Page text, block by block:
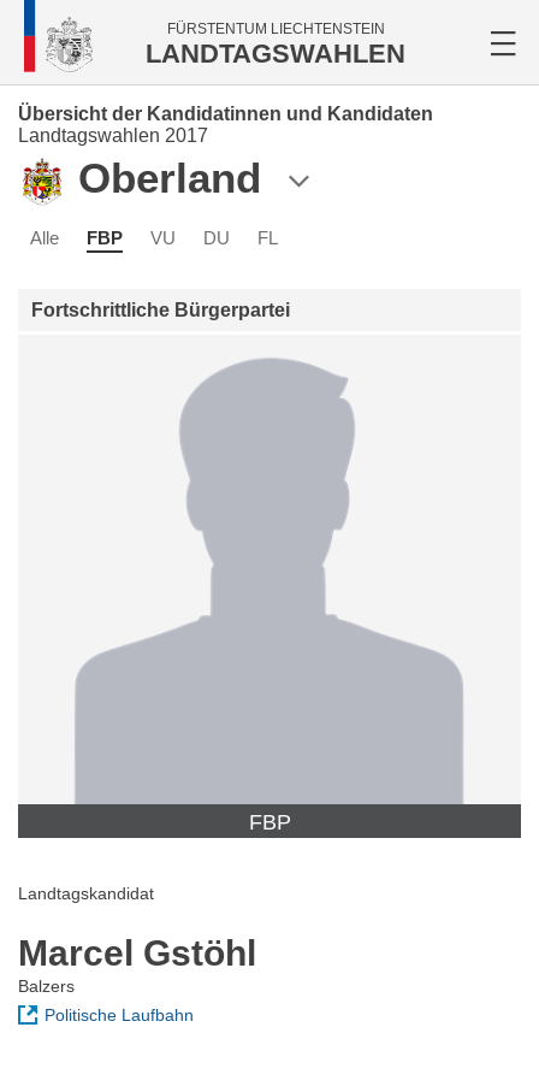
FÜRSTENTUM LIECHTENSTEIN
LANDTAGSWAHLEN
Übersicht der Kandidatinnen und Kandidaten
Landtagswahlen 2017
Oberland
Alle FBP VU DU FL
Fortschrittliche Bürgerpartei
FBP
Landtagskandidat
Marcel Gstöhl
Balzers
Politische Laufbahn